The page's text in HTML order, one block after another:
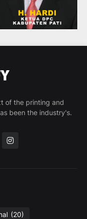
of the printing and
been the industry's.
(20)